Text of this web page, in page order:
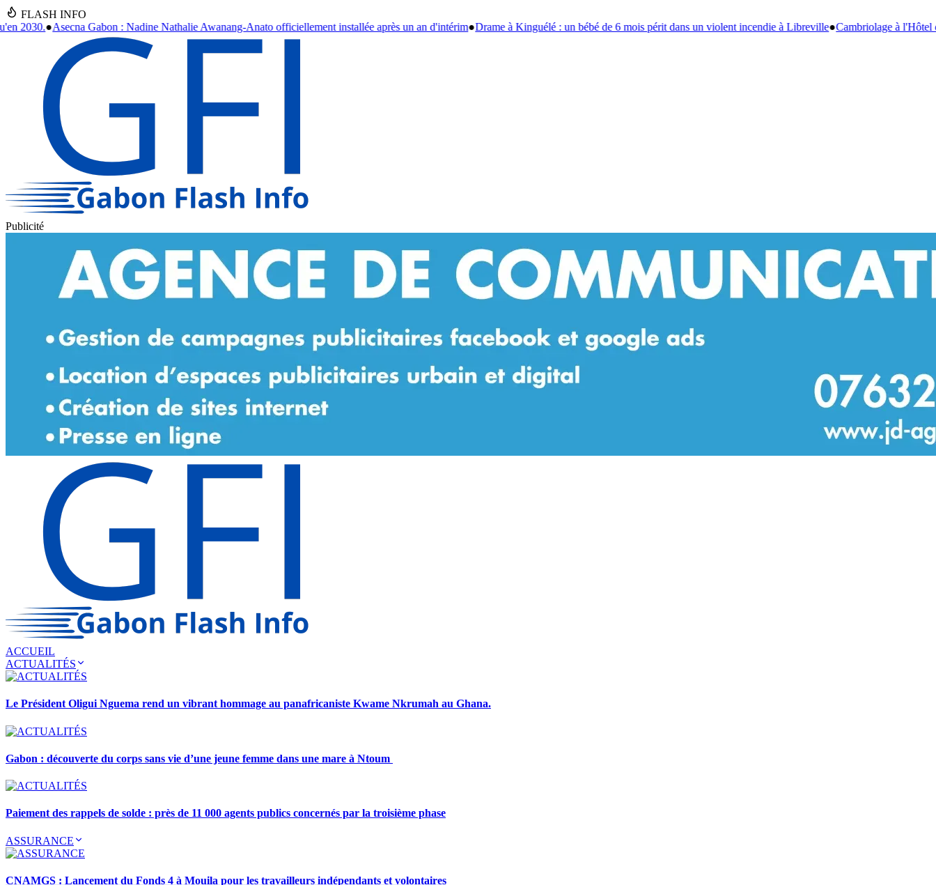
FLASH INFO
Awanang-Anato officiellement installée après un an d'intérim●Drame à Kinguélé : un bébé de 6 mois périt dans un violent incendie à Libreville●Cambriolage à l'Hôtel de Ville de Franceville : l'ex-vigile,
Publicité
ACCUEIL
ACTUALITÉS
Le Président Oligui Nguema rend un vibrant hommage au panafricaniste Kwame Nkrumah au Ghana.
Gabon : découverte du corps sans vie d’une jeune femme dans une mare à Ntoum
Paiement des rappels de solde : près de 11 000 agents publics concernés par la troisième phase
ASSURANCE
CNAMGS : Lancement du Fonds 4 à Mouila pour les travailleurs indépendants et volontaires